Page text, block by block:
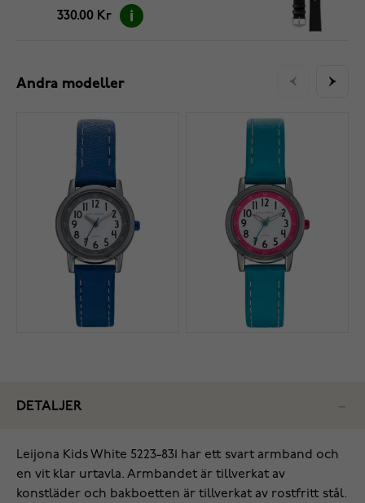
330.00 Kr
Andra modeller
DETALJER
Leijona Kids White 5223-831 har ett svart armband och
en vit klar urtavla. Armbandet är tillverkat av
konstläder och bakboetten är tillverkat av rostfritt stål.